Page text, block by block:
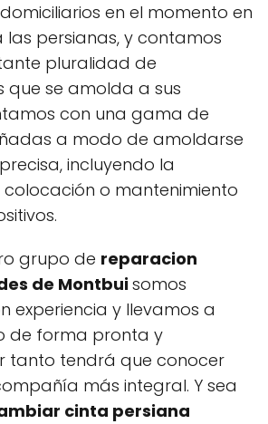
en el momento en
las persianas, y contamos
pluralidad de
que se amolda a sus
con una gama de
a modo de amoldarse
incluyendo la
colocación o mantenimiento
grupo de reparacion
de Montbuisomos
experiencia y llevamos a
de forma pronta y
tanto tendrá que conocer
más integral. Y sea
cinta persiana